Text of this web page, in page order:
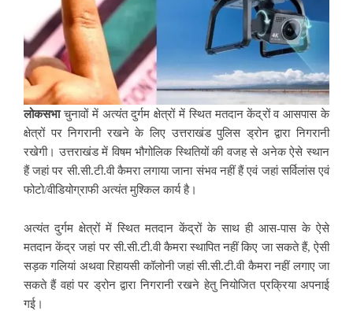
लोकसभाचुनावों में अत्यंत दुर्गम क्षेत्रों में स्थित मतदान केंद्रों व आसपास के
क्षेत्रों पर निगरानी रखने के लिए उत्तराखंड पुलिस ड्रोन द्वारा निगरानी
रखेगी। उत्तराखंड में विषम भौगोलिक स्थितियों की वजह से अनेक ऐसे स्थान
हैं जहां पर सी.सी.टी.वी कैमरा लगाया जाना संभव नहीं हैं एवं जहां सर्विलांस एवं
फोटो/वीडियोग्राफी अत्यंत मुश्किल कार्य है।
अत्यंत दुर्गम क्षेत्रों में स्थित मतदान केंद्रों के साथ ही आस-पास के ऐसे
मतदान केंद्र जहां पर सी.सी.टी.वी कैमरा स्थापित नहीं किए जा सकते हैं, ऐसी
सड़क गलियां अथवा रिहायसी कॉलोनी जहां सी.सी.टी.वी कैमरा नहीं लगाए जा
सकते हैं वहां पर ड्रोन द्वारा निगरानी रखने हेतु नियोजित प्रक्रिया अपनाई
गई।